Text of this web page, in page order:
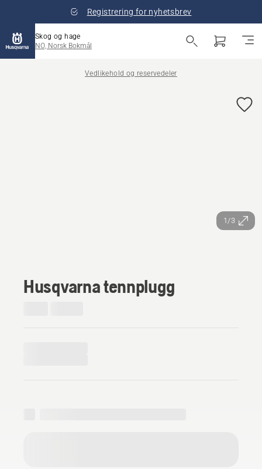
Registrering for nyhetsbrev
Skog og hage
NO, Norsk Bokmål
Vedlikehold og reservedeler
1/3
Husqvarna tennplugg